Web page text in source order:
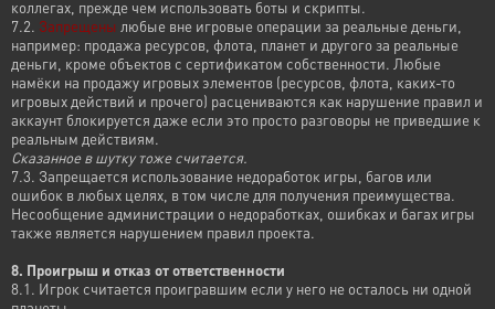
коллегах, прежде чем использовать боты и скрипты.
7.2. Запрещены любые вне игровые операции за реальные деньги,
например: продажа ресурсов, флота, планет и другого за реальные
деньги, кроме объектов с сертификатом собственности. Любые
намёки на продажу игровых элементов (ресурсов, флота, каких-то
игровых действий и прочего) расцениваются как нарушение правил и
аккаунт блокируется даже если это просто разговоры не приведшие к
реальным действиям.
Сказанное в шутку тоже считается.
7.3. Запрещается использование недоработок игры, багов или
ошибок в любых целях, в том числе для получения преимущества.
Несообщение администрации о недоработках, ошибках и багах игры
также является нарушением правил проекта.
8. Проигрыш и отказ от ответственности
8.1. Игрок считается проигравшим если у него не осталось ни одной